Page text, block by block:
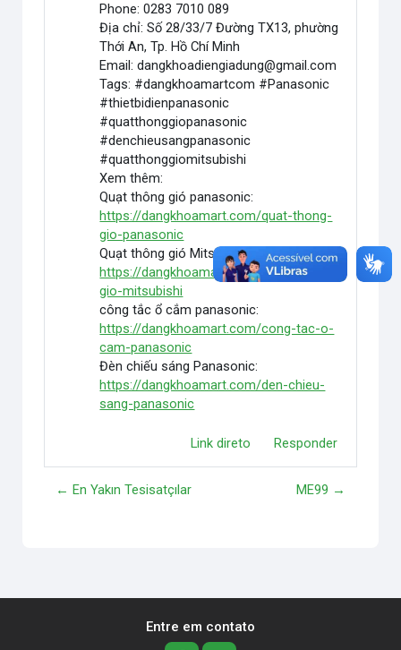
Phone: 0283 7010 089
Địa chỉ: Số 28/33/7 Đường TX13, phường
Thới An, Tp. Hồ Chí Minh
Email: dangkhoadiengiadung@gmail.com
Tags: #dangkhoamartcom #Panasonic
#thietbidienpanasonic
#quatthonggiopanasonic
#denchieusangpanasonic
#quatthonggiomitsubishi
Xem thêm:
Quạt thông gió panasonic:
https://dangkhoamart.com/quat-thong-
gio-panasonic
Quạt thông gió Mitsubishi:
https://dangkhoamart.com/quat-thong-
gio-mitsubishi
công tắc ổ cắm panasonic:
https://dangkhoamart.com/cong-tac-o-
cam-panasonic
Đèn chiếu sáng Panasonic:
https://dangkhoamart.com/den-chieu-
sang-panasonic
Link direto Responder
← En Yakın Tesisatçılar ME99 →
Entre em contato